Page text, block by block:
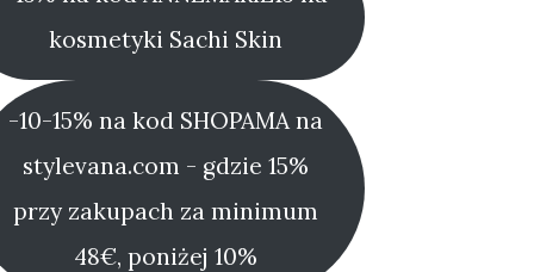
kosmetyki Sachi Skin
-10-15% na kod SHOPAMA na
stylevana.com - gdzie 15%
przy zakupach za minimum
48€, poniżej 10%